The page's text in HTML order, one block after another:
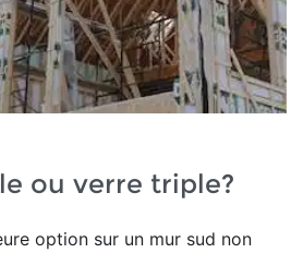
ou verre triple?
option sur un mur sud non